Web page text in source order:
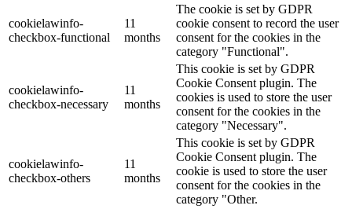
cookielawinfo-
checkbox-functional
11
months
The cookie is set by GDPR
cookie consent to record the user
consent for the cookies in the
category "Functional".
cookielawinfo-
checkbox-necessary
11
months
This cookie is set by GDPR
Cookie Consent plugin. The
cookies is used to store the user
consent for the cookies in the
category "Necessary".
cookielawinfo-
checkbox-others
11
months
This cookie is set by GDPR
Cookie Consent plugin. The
cookie is used to store the user
consent for the cookies in the
category "Other.